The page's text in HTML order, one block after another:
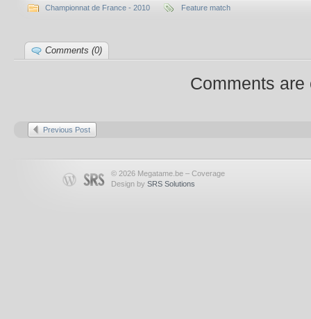
Championnat de France - 2010 Feature match
Comments (0)
Comments are
Previous Post
© 2026 Megatame.be – Coverage
Design by SRS Solutions